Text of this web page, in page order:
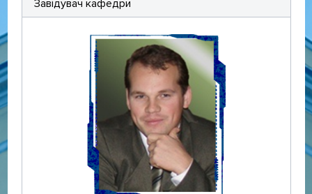
Завідувач кафедри